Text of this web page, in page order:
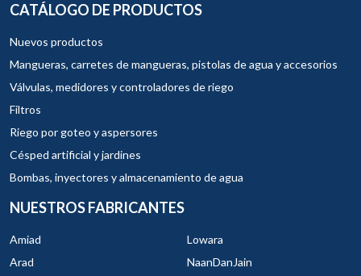
CATÁLOGO DE PRODUCTOS
Nuevos productos
Mangueras, carretes de mangueras, pistolas de agua y accesorios
Válvulas, medidores y controladores de riego
Filtros
Riego por goteo y aspersores
Césped artificial y jardines
Bombas, inyectores y almacenamiento de agua
NUESTROS FABRICANTES
Amiad
Arad
Lowara
NaanDanJain